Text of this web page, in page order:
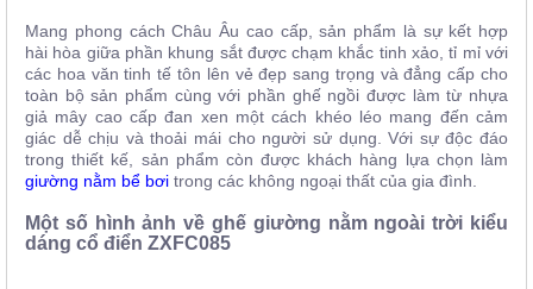
Mang phong cách Châu Âu cao cấp, sản phẩm là sự kết hợp
hài hòa giữa phần khung sắt được chạm khắc tinh xảo, tỉ mỉ với
các hoa văn tinh tế tôn lên vẻ đẹp sang trọng và đẳng cấp cho
toàn bộ sản phẩm cùng với phần ghế ngồi được làm từ nhựa
giả mây cao cấp đan xen một cách khéo léo mang đến cảm
giác dễ chịu và thoải mái cho người sử dụng. Với sự độc đáo
trong thiết kế, sản phẩm còn được khách hàng lựa chọn làm
giường nằm bể bơi trong các không ngoại thất của gia đình.
Một số hình ảnh về ghế giường nằm ngoài trời kiểu
dáng cổ điển ZXFC085